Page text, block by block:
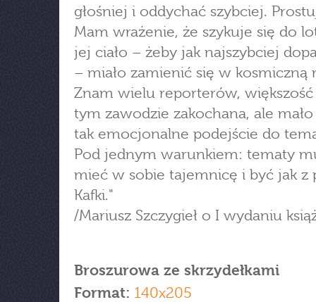
głośniej i oddychać szybciej.
Mam wrażenie, że szykuje się do
jej ciało – żeby jak najszybciej
– miało zamienić się w kosmiczną
Znam wielu reporterów,
tym zawodzie zakochana, ale
tak emocjonalne podejście do
Pod jednym warunkiem: tematy
mieć w sobie tajemnicę i być jak z
Kafki."
/Mariusz Szczygieł o I wydaniu
Broszurowa ze skrzydełkami
Format: 140x205